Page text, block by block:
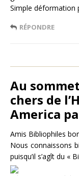
Simple déformation
RÉPONDRE
Au
chers de
America
Amis Bibliophiles
Nous connaissons
puisqu’il s’agît du «